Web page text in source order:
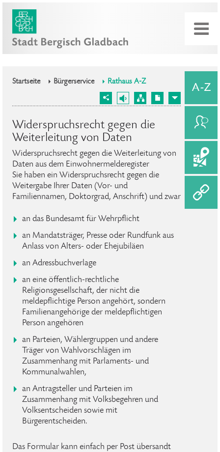
Startseite Bürgerservice Rathaus A-Z
Widerspruchsrecht gegen die
Weiterleitung von Daten
Widerspruchsrecht gegen die Weiterleitung von
Daten aus dem Einwohnermelderegister
Sie haben ein Widerspruchsrecht gegen die
Weitergabe Ihrer Daten (Vor- und
Familiennamen, Doktorgrad, Anschrift) und zwar
an das Bundesamt für Wehrpflicht
an Mandatsträger, Presse oder Rundfunk aus
Anlass von Alters- oder Ehejubiläen
an Adressbuchverlage
an eine öffentlich-rechtliche
Religionsgesellschaft, der nicht die
meldepflichtige Person angehört, sondern
Familienangehörige der meldepflichtigen
Person angehören
an Parteien, Wählergruppen und andere
Träger von Wahlvorschlägen im
Zusammenhang mit Parlaments- und
Kommunalwahlen,
an Antragsteller und Parteien im
Zusammenhang mit Volksbegehren und
Volksentscheiden sowie mit
Bürgerentscheiden.
Das Formular kann einfach per Post übersandt